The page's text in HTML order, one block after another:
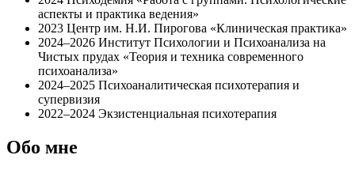
аспекты и практика ведения»
2023 Центр им. Н.И. Пирогова «Клиническая практика»
2024–2026 Институт Психологии и Психоанализа на
Чистых прудах «Теория и техника современного
психоанализа»
2024–2025 Психоаналитическая психотерапия и
супервизия
2022–2024 Экзистенциальная психотерапия
Обо мне